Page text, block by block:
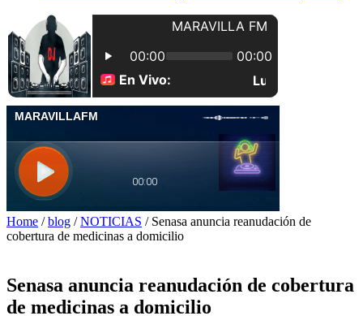
Home / blog / NOTICIAS / Senasa anuncia reanudación de
cobertura de medicinas a domicilio
Senasa anuncia reanudación de cobertura
de medicinas a domicilio